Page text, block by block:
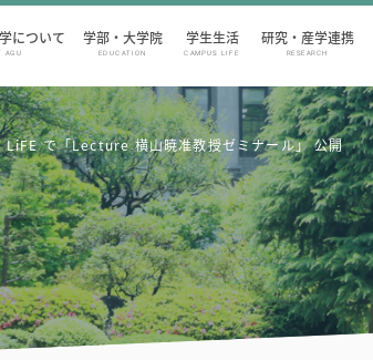
について
AGU
学部・大学院
EDUCATION
学生生活
CAMPUS LIFE
研究・産学連携
RESEARCH
LiFE で「Lecture 横山暁准教授ゼミナール」 公開